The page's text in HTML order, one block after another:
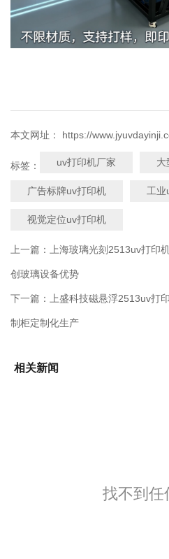
本文网址： https://
标签： uv打印机厂家 大
广告标牌uv打印机 工业
视觉定位uv打印机
上一篇： 上海玻璃光刻2513uv打印
创玻璃设备优势
下一篇： 上盛科技磁悬浮2513uv打
制柜定制化生产
相关新闻
找不到任